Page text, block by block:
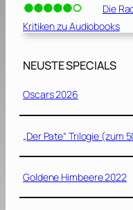
Die
Kritiken zu Audiobooks
NEUSTE SPECIALS
Oscars 2026
„Der Pate“ Trilogie (zum
Goldene Himbeere 2022